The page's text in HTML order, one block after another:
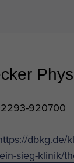
920700
dbkg.de/
sieg-klinik/